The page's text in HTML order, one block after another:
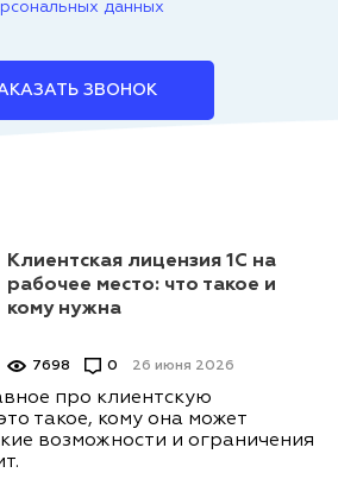
данных
ЗВОНОК
Клиентская лицензия 1С на
рабочее место: что такое и
кому нужна
26 июня 2026
7698 0
про клиентскую
такое, кому она может
возможности и ограничения